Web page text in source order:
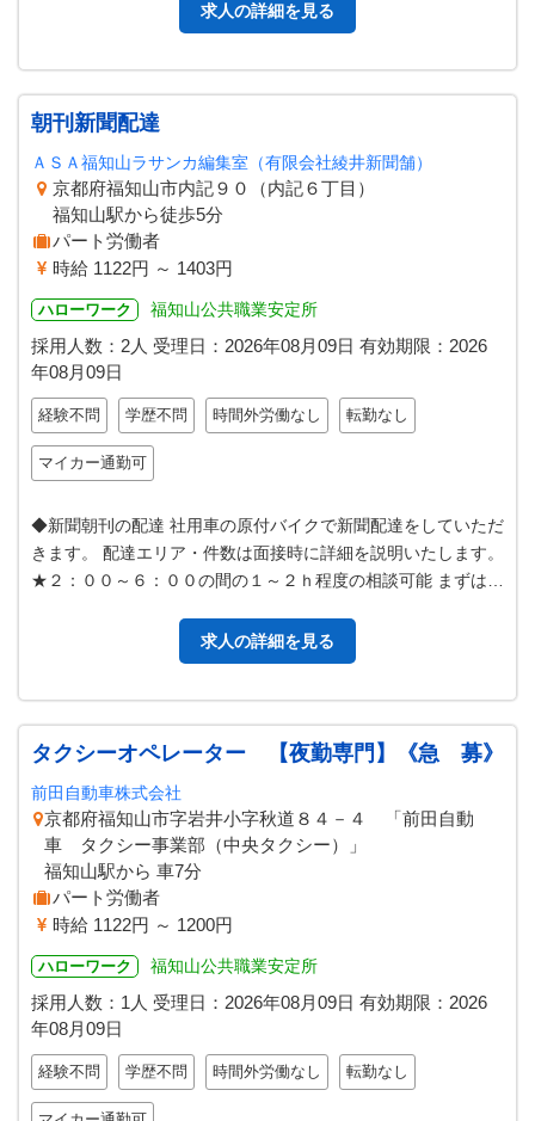
求人の詳細を見る
朝刊新聞配達
ＡＳＡ福知山ラサンカ編集室（有限会社綾井新聞舗）
京都府福知山市内記９０（内記６丁目）
福知山駅から徒歩5分
パート労働者
時給 1122円 ～ 1403円
ハローワーク 福知山公共職業安定所
採用人数：2人 受理日： 2026年08月09日 有効期限： 2026
年08月09日
経験不問 学歴不問 時間外労働なし 転勤なし
マイカー通勤可
◆新聞朝刊の配達 社用車の原付バイクで新聞配達をしていただ
きます。 配達エリア・件数は面接時に詳細を説明いたします。
★２：００～６：００の間の１～２ｈ程度の相談可能 まずはご
求人の詳細を見る
タクシーオペレーター 【夜勤専門】《急 募》
前田自動車株式会社
京都府福知山市字岩井小字秋道８４－４ 「前田自動
車 タクシー事業部（中央タクシー）」
福知山駅から 車7分
パート労働者
時給 1122円 ～ 1200円
ハローワーク 福知山公共職業安定所
採用人数：1人 受理日： 2026年08月09日 有効期限： 2026
年08月09日
経験不問 学歴不問 時間外労働なし 転勤なし